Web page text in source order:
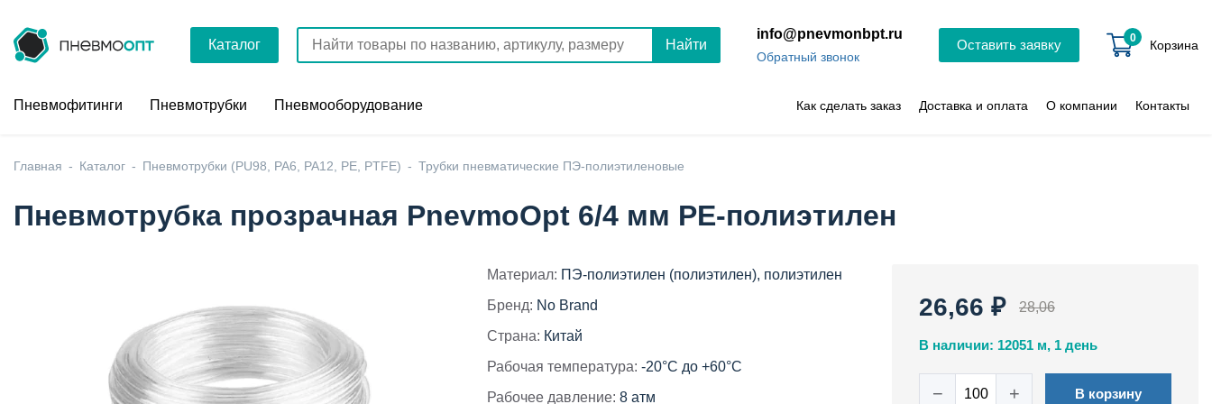
Каталог Найти
info@pnevmonbpt.ru
Обратный звонок
Оставить заявку 0 Корзина
Пневмофитинги Пневмотрубки Пневмооборудование Как сделать заказ Доставка и оплата О компании Контакты
Главная Каталог Пневмотрубки (PU98, PA6, PA12, PE, PTFE) Трубки пневматические ПЭ-полиэтиленовые
Пневмотрубка прозрачная PnevmoOpt 6/4 мм PE-полиэтилен
Материал: ПЭ-полиэтилен (полиэтилен), полиэтилен
Бренд: No Brand
Страна: Китай
Рабочая температура: -20°C до +60°C
Рабочее давление: 8 атм
26,66 ₽ 28,06
В наличии: 12051 м, 1 день
− + В корзину